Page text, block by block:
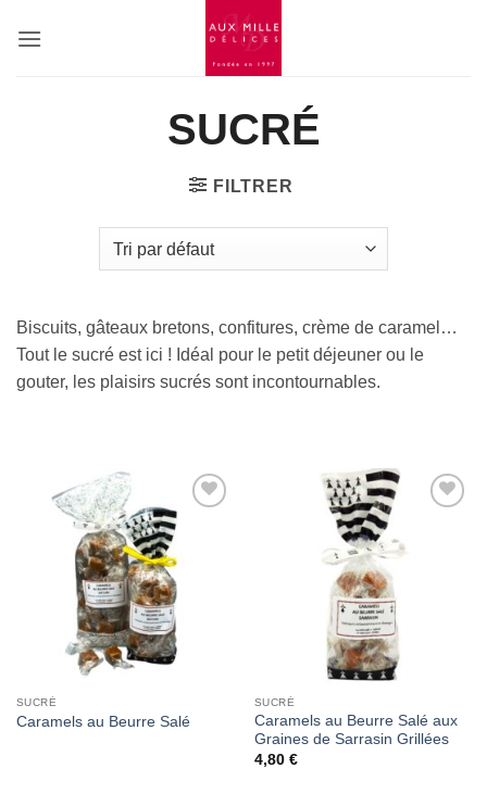
SUCRÉ
FILTRER
Biscuits, gâteaux bretons, confitures, crème de caramel…
Tout le sucré est ici ! Idéal pour le petit déjeuner ou le
gouter, les plaisirs sucrés sont incontournables.
SUCRÉ
Caramels au Beurre Salé
SUCRÉ
Caramels au Beurre Salé aux
Graines de Sarrasin Grillées
4,80 €